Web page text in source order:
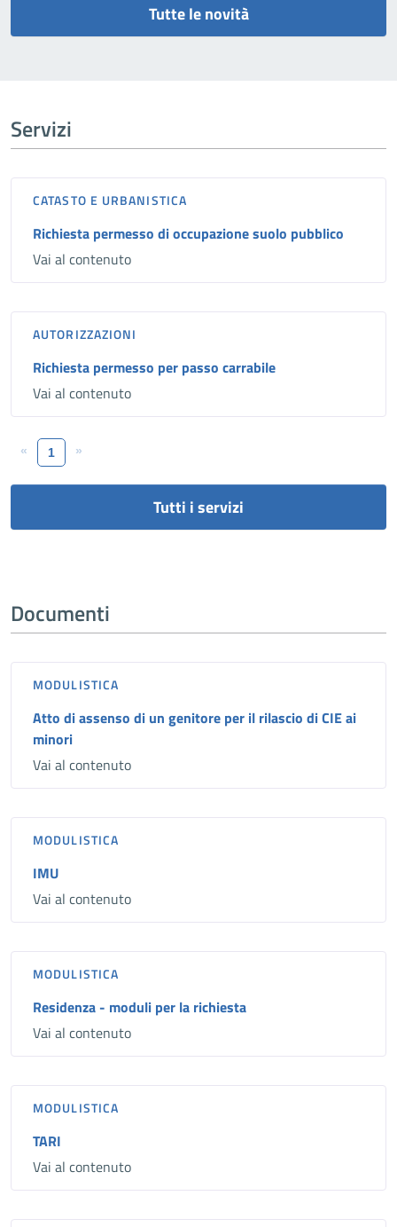
Tutte le novità
Servizi
CATASTO E URBANISTICA
Richiesta permesso di occupazione suolo pubblico
Vai al contenuto
AUTORIZZAZIONI
Richiesta permesso per passo carrabile
Vai al contenuto
« 1 »
Tutti i servizi
Documenti
MODULISTICA
Atto di assenso di un genitore per il rilascio di CIE ai
minori
Vai al contenuto
MODULISTICA
IMU
Vai al contenuto
MODULISTICA
Residenza - moduli per la richiesta
Vai al contenuto
MODULISTICA
TARI
Vai al contenuto